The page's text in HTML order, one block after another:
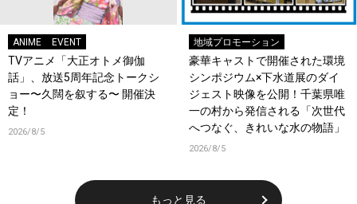
ANIME EVENT
TVアニメ「大正オトメ御伽
話」、放送5周年記念トークシ
ョー〜久闊を叙する〜 開催決
定！
2026/8/5
地域プロモーション
豪華キャストで開催された環境
シンポジウム×下水道展のダイ
ジェスト映像を公開！千葉県唯
一の村から発信される「次世代
へつなぐ、きれいな水の物語」
2026/8/5
もっと見る